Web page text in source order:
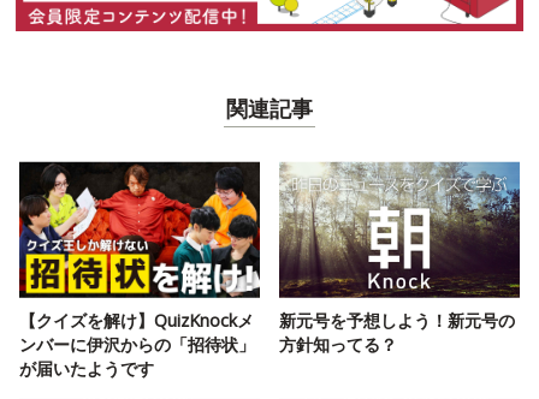
関連記事
【クイズを解け】QuizKnockメ
ンバーに伊沢からの「招待状」
が届いたようです
新元号を予想しよう！新元号の
方針知ってる？